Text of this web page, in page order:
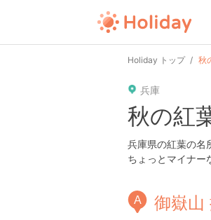
Holiday トップ 秋
兵庫
秋の紅
兵庫県の紅葉の名
ちょっとマイナー
A 御嶽山